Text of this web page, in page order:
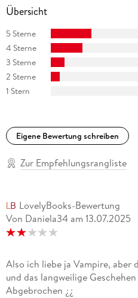
Übersicht
5 Sterne
4 Sterne
3 Sterne
2 Sterne
1 Stern
Eigene Bewertung schreiben
Zur Empfehlungsrangliste
LovelyBooks-Bewertung
Von Daniela34 am 13.07.2025
Also ich liebe ja Vampire, aber
und das langweilige
Abgebrochen ¿¿